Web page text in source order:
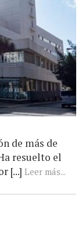
de más de
resuelto el
[...] Leer más...